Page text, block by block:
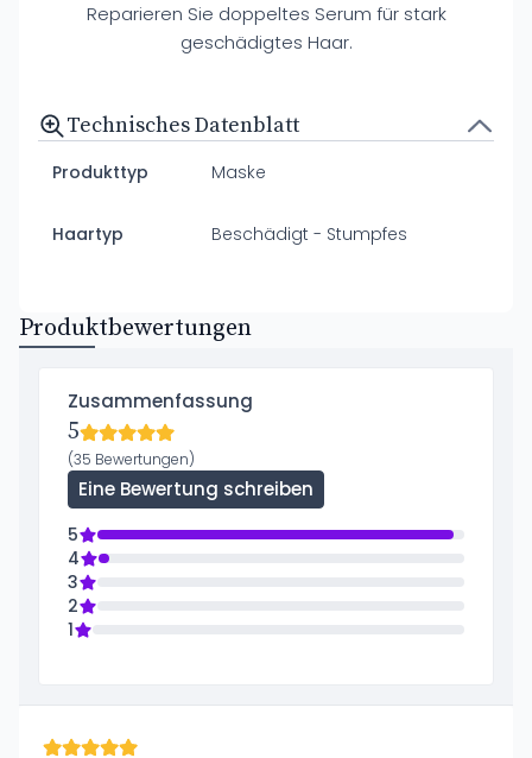
Reparieren Sie doppeltes Serum für stark
geschädigtes Haar.
Technisches Datenblatt
Produkttyp Maske
Haartyp Beschädigt - Stumpfes
Produktbewertungen
Zusammenfassung
5
(35 Bewertungen)
Eine Bewertung schreiben
5
4
3
2
1